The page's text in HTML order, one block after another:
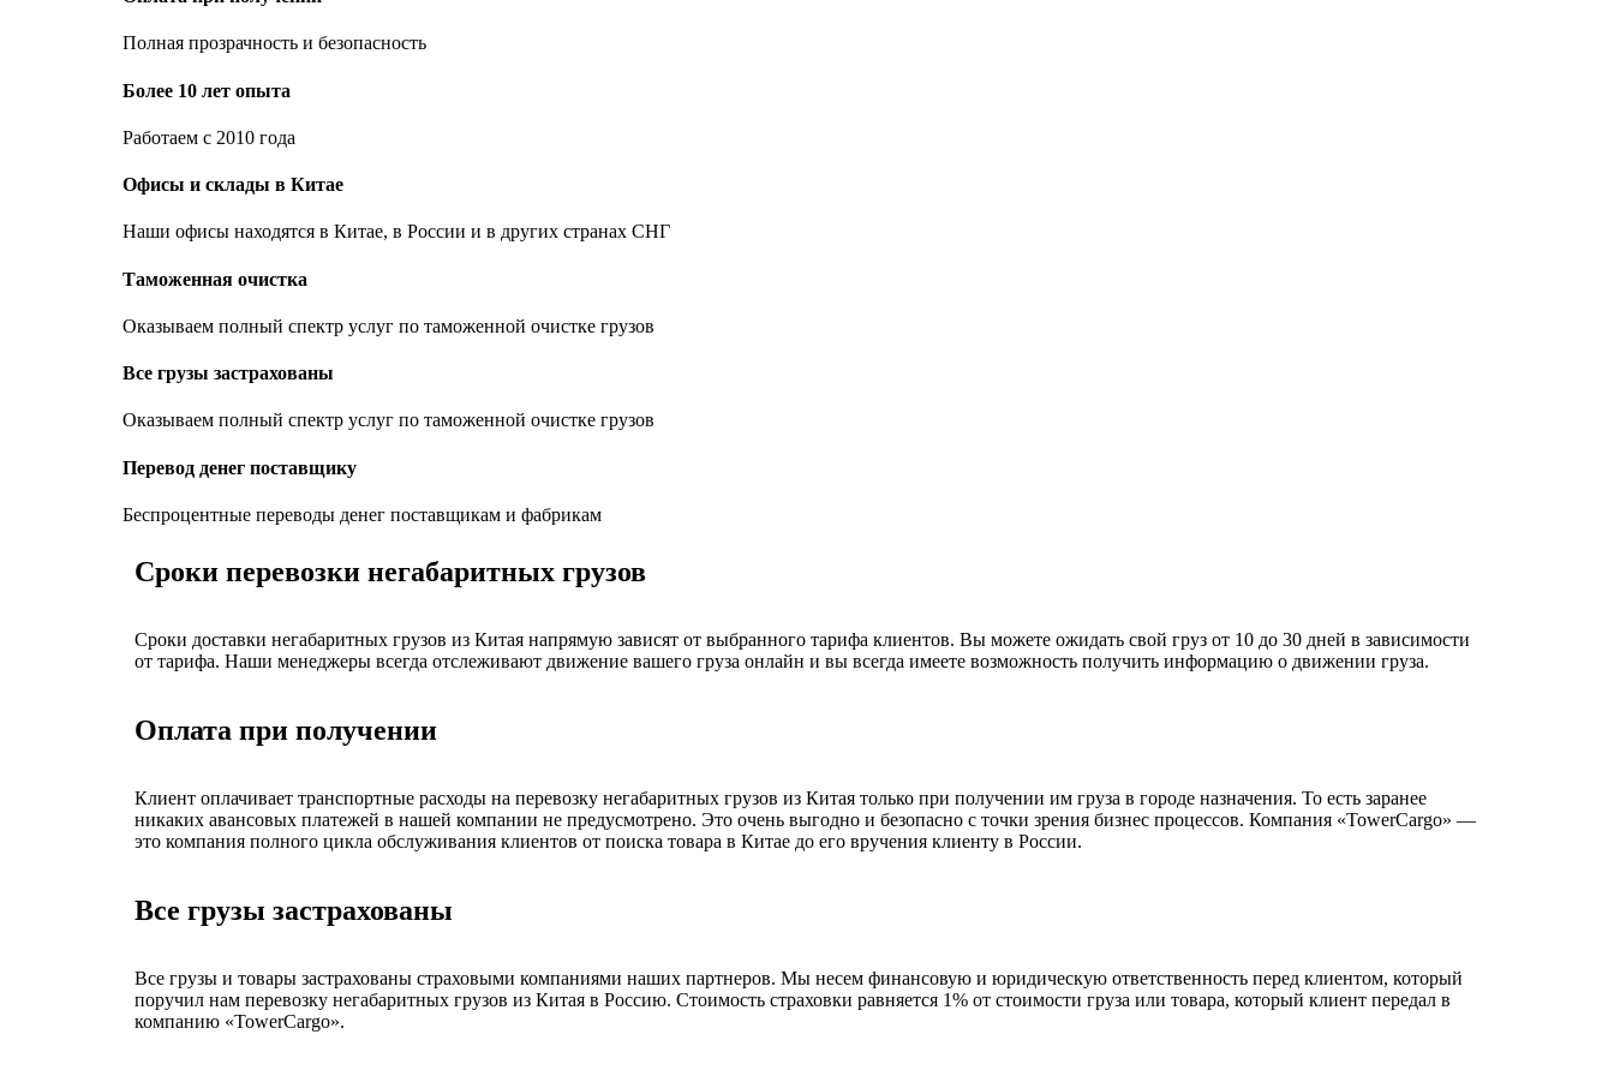
Полная прозрачность и безопасность
Более 10 лет опыта
Работаем с 2010 года
Офисы и склады в Китае
Наши офисы находятся в Китае, в России и в других странах СНГ
Таможенная очистка
Оказываем полный спектр услуг по таможенной очистке грузов
Все грузы застрахованы
Оказываем полный спектр услуг по таможенной очистке грузов
Перевод денег поставщику
Беспроцентные переводы денег поставщикам и фабрикам
Сроки перевозки негабаритных грузов
Сроки доставки негабаритных грузов из Китая напрямую зависят от выбранного тарифа клиентов. Вы можете ожидать свой груз от 10 до 30 дней в зависимости
от тарифа. Наши менеджеры всегда отслеживают движение вашего груза онлайн и вы всегда имеете возможность получить информацию о движении груза.
Оплата при получении
Клиент оплачивает транспортные расходы на перевозку негабаритных грузов из Китая только при получении им груза в городе назначения. То есть заранее
никаких авансовых платежей в нашей компании не предусмотрено. Это очень выгодно и безопасно с точки зрения бизнес процессов. Компания «TowerCargo» —
это компания полного цикла обслуживания клиентов от поиска товара в Китае до его вручения клиенту в России.
Все грузы застрахованы
Все грузы и товары застрахованы страховыми компаниями наших партнеров. Мы несем финансовую и юридическую ответственность перед клиентом, который
поручил нам перевозку негабаритных грузов из Китая в Россию. Стоимость страховки равняется 1% от стоимости груза или товара, который клиент передал в
компанию «TowerCargo».